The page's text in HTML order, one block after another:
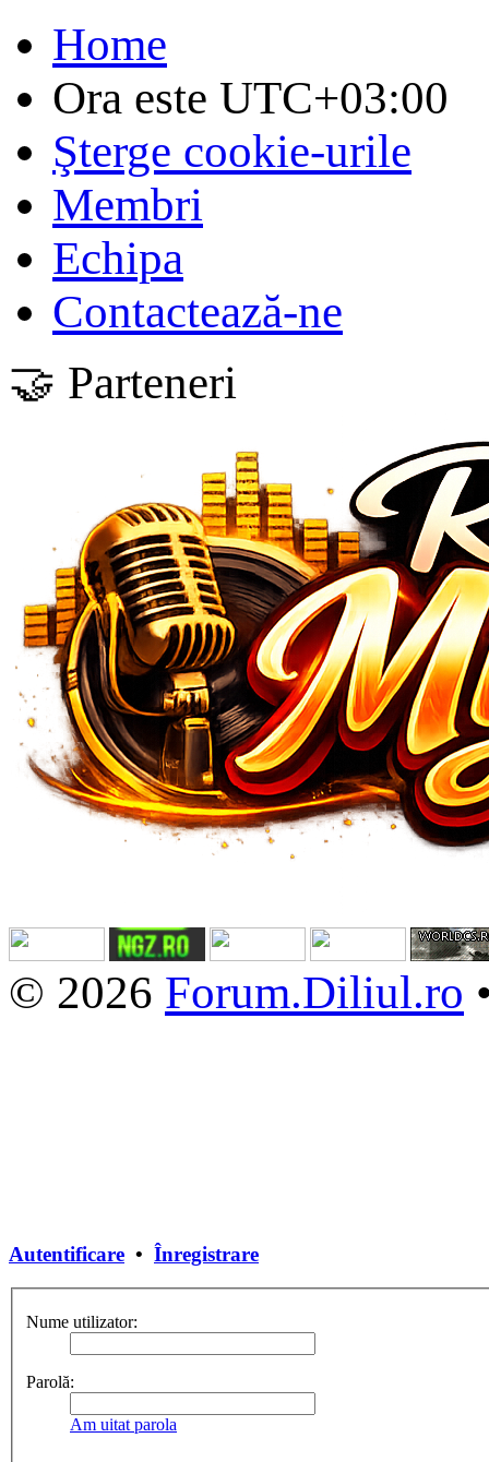
Home
Ora este UTC+03:00
Şterge cookie-urile
Membri
Echipa
Contactează-ne
🤝 Parteneri
© 2026 Forum.Diliul.ro
Autentificare • Înregistrare
Nume utilizator:
Parolă:
Am uitat parola